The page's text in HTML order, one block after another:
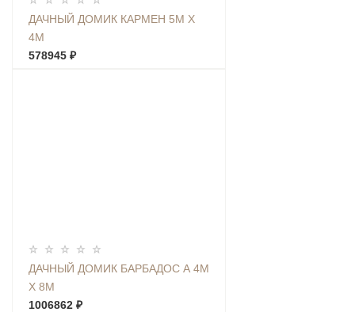
ДАЧНЫЙ ДОМИК КАРМЕН 5М Х
4М
578945 ₽
ДАЧНЫЙ ДОМИК БАРБАДОС А 4М
Х 8М
1006862 ₽